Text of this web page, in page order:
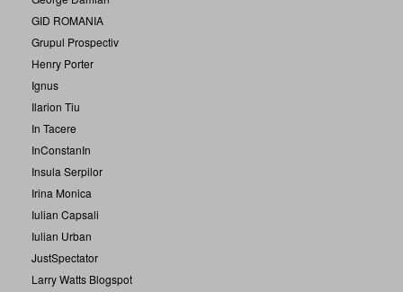
GID ROMANIA
Grupul Prospectiv
Henry Porter
Ignus
Ilarion Tiu
In Tacere
InConstanIn
Insula Serpilor
Irina Monica
Iulian Capsali
Iulian Urban
JustSpectator
Larry Watts Blogspot